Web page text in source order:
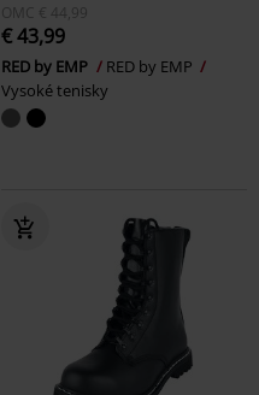
OMC € 44,99
€ 43,99
RED by EMP
RED by EMP
Vysoké tenisky